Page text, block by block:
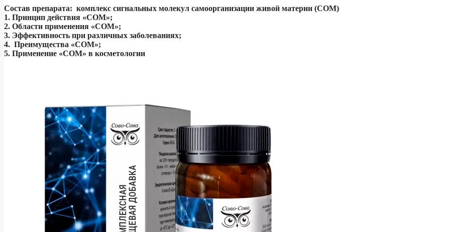
Состав препарата: комплекс сигнальных молекул самоорганизации живой материи (СОМ)
1. Принцип действия «СОМ»;
2. Области применения «СОМ»;
3. Эффективность при различных заболеваниях;
4. Преимущества «СОМ»;
5. Применение «СОМ» в косметологии